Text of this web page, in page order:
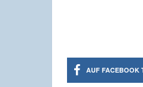
AUF FACEBOOK